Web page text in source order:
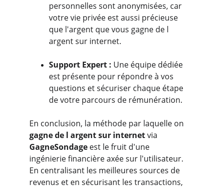
personnelles sont anonymisées, car
votre vie privée est aussi précieuse
que l'argent que vous gagne de l
argent sur internet.
Support Expert : Une équipe dédiée
est présente pour répondre à vos
questions et sécuriser chaque étape
de votre parcours de rémunération.
En conclusion, la méthode par laquelle on
gagne de l argent sur internet via
GagneSondage est le fruit d'une
ingénierie financière axée sur l'utilisateur.
En centralisant les meilleures sources de
revenus et en sécurisant les transactions,